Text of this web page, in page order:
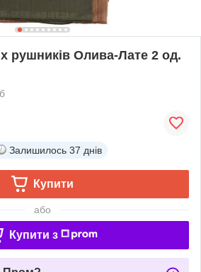
рушників Олива-Лате 2 од.
Залишилось 37 днів
Купити
або
Купити з